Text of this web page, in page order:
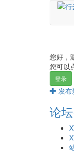
您好，
您可以
登录
发布
论